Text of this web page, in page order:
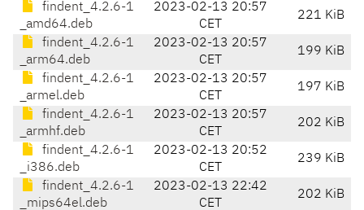
findent_4.2.6-1
_amd64.deb
2023-02-13 20:57
CET
221 KiB
findent_4.2.6-1
_arm64.deb
2023-02-13 20:57
CET
199 KiB
findent_4.2.6-1
_armel.deb
2023-02-13 20:57
CET
197 KiB
findent_4.2.6-1
_armhf.deb
2023-02-13 20:57
CET
202 KiB
findent_4.2.6-1
_i386.deb
2023-02-13 20:52
CET
239 KiB
findent_4.2.6-1
_mips64el.deb
2023-02-13 22:42
CET
202 KiB